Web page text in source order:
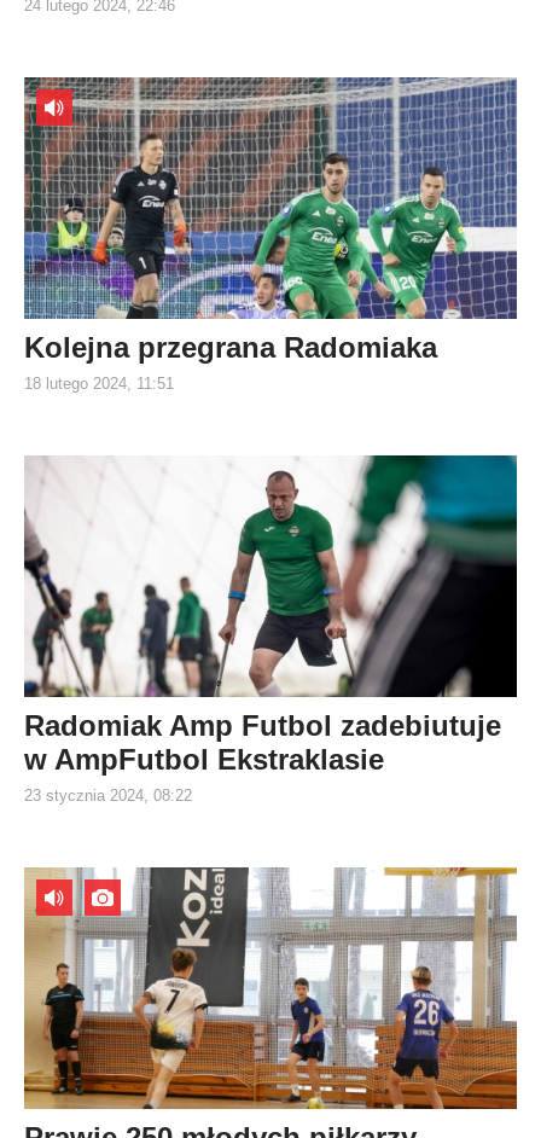
24 lutego 2024, 22:46
Kolejna przegrana Radomiaka
18 lutego 2024, 11:51
Radomiak Amp Futbol zadebiutuje
w AmpFutbol Ekstraklasie
23 stycznia 2024, 08:22